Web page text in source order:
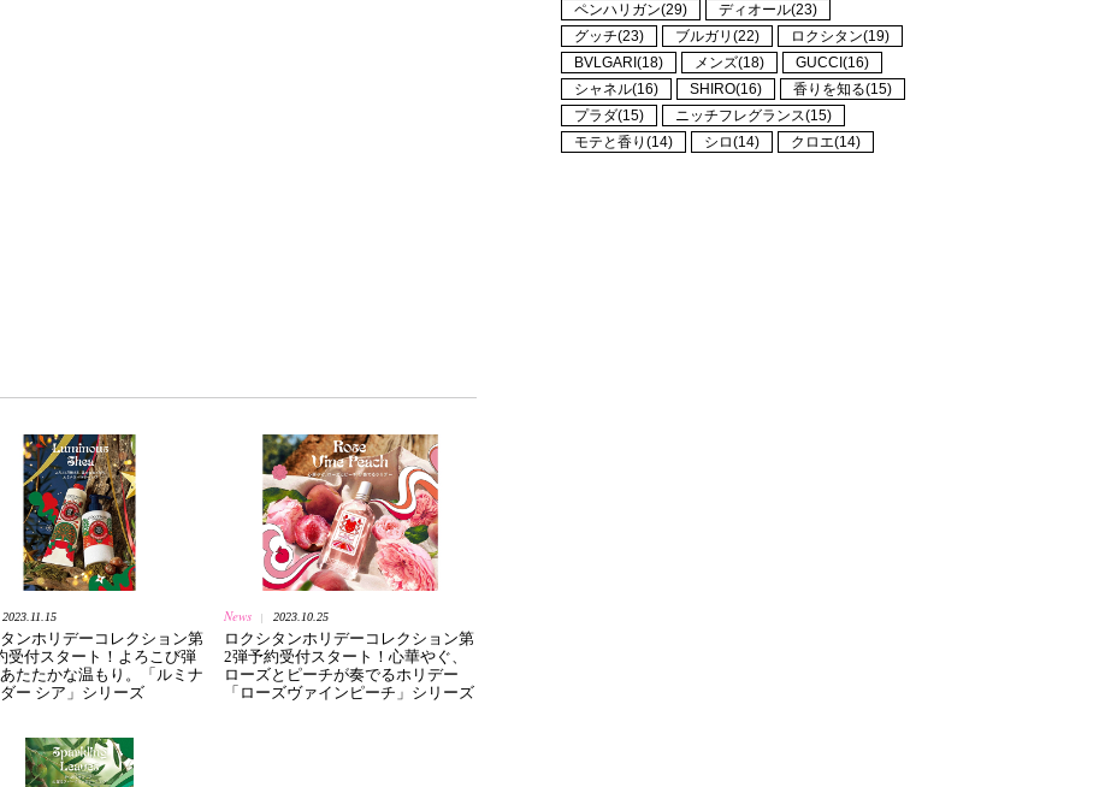
2023.11.15
ンホリデーコレクション第
受付スタート！よろこび弾
たたかな温もり。「ルミナ
ー シア」シリーズ
News | 2023.10.25
ロクシタンホリデーコレクション第
2弾予約受付スタート！心華やぐ、
ローズとピーチが奏でるホリデー
「ローズヴァインピーチ」シリーズ
ペンハリガン(29)
ディオール(23)
グッチ(23)
ブルガリ(22)
ロクシタン(19)
BVLGARI(18)
メンズ(18)
GUCCI(16)
シャネル(16)
SHIRO(16)
香りを知る(15)
プラダ(15)
ニッチフレグランス(15)
モテと香り(14)
シロ(14) クロエ(14)